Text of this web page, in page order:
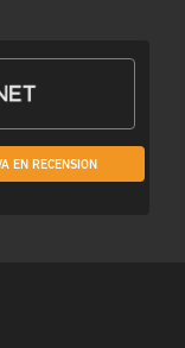
EN RECENSION